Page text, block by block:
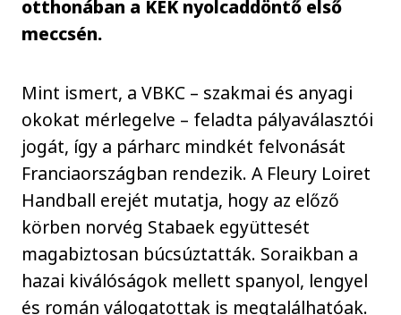
otthonában a KEK nyolcaddöntő első
meccsén.
Mint ismert, a VBKC – szakmai és anyagi
okokat mérlegelve – feladta pályaválasztói
jogát, így a párharc mindkét felvonását
Franciaországban rendezik. A Fleury Loiret
Handball erejét mutatja, hogy az előző
körben norvég Stabaek együttesét
magabiztosan búcsúztatták. Soraikban a
hazai kiválóságok mellett spanyol, lengyel
és román válogatottak is megtalálhatóak.